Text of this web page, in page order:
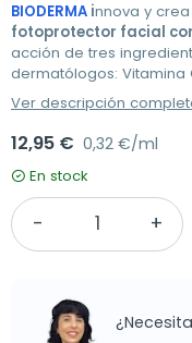
BIODERMA innova y crea
fotoprotector facial
acción de tres
dermatólogos: Vitamina
Ver descripción
12,95 € 0,32 €/ml
En stock